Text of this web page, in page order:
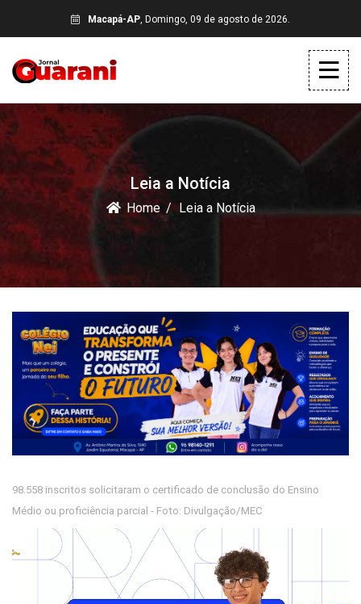
Macapá-AP, Domingo, 09 de agosto de 2026.
Leia a Notícia
Home Leia a Notícia
98.558 inscritos solicitaram o certificado de conclusão do Ensino
Médio ou proficiência parcial - Foto: Divulgação/MEC